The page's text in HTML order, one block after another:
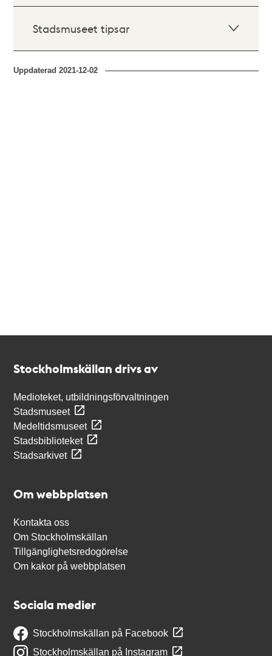
Stadsmuseet tipsar
Uppdaterad2021-12-02
Stockholmskällan drivs av
Medioteket, utbildningsförvaltningen
Stadsmuseet
Medeltidsmuseet
Stadsbiblioteket
Stadsarkivet
Om webbplatsen
Kontakta oss
Om Stockholmskällan
Tillgänglighetsredogörelse
Om kakor på webbplatsen
Sociala medier
Stockholmskällan på Facebook
Stockholmskällan på Instagram